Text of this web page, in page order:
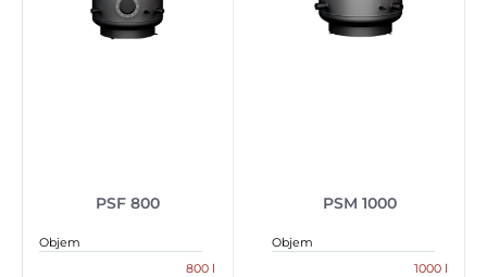
PSF 800
Objem
800 l
PSM 1000
Objem
1000 l